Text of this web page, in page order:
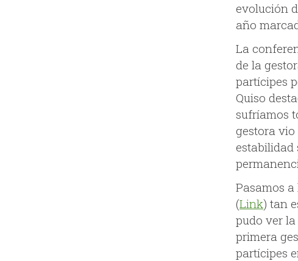
evolución
año
La
de la
partícipes
Quiso
sufríamos
gestora
estabilidad
Pasamos
(Link) tan
pudo ver la
primera
partícipes